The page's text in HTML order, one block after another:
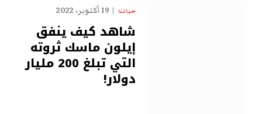
حياتنا 19 أكتوبر، 2022
شاهد كيف ينفق
إيلون ماسك ثروته
التي تبلغ 200 مليار
دولار!